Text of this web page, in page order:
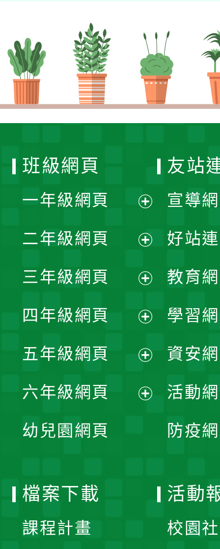
班級網頁
一年級網頁
開
選
單
二年級網頁
開
選
單
三年級網頁
開
選
單
四年級網頁
開
選
五年級網頁
開
六年級網頁
幼兒園網頁
友站
宣導
好站
教育
學習
資安
活動
防疫
檔案下載
課程計畫
活動
校園